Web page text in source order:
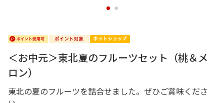
1 2
＜お中元＞東北夏のフルーツセット（桃＆メ
ロン）
東北の夏のフルーツを詰合せました。ぜひご賞味くださ